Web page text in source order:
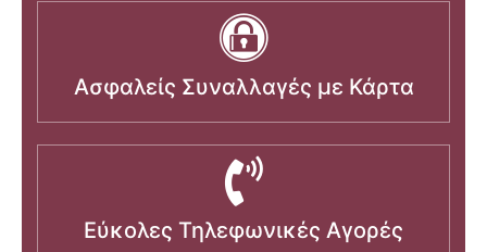
Ασφαλείς Συναλλαγές με Κάρτα
Εύκολες Τηλεφωνικές Αγορές